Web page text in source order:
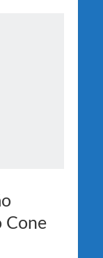
Cone